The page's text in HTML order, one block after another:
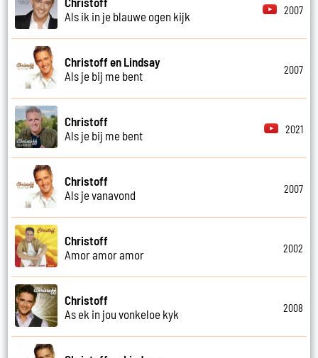
Als ik in je blauwe ogen kijk
2007
Christoff en Lindsay
Als je bij me bent
2007
Christoff
Als je bij me bent
2021
Christoff
Als je vanavond
2007
Christoff
Amor amor amor
2002
Christoff
As ek in jou vonkeloe kyk
2008